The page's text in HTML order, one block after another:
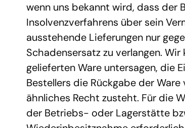
wenn uns bekannt wird, dass der
Insolvenzverfahrens über sein
ausstehende Lieferungen nur
Schadensersatz zu verlangen.
gelieferten Ware untersagen, die
Bestellers die Rückgabe der
ähnliches Recht zusteht. Für die
der Betriebs- oder Lagerstätte